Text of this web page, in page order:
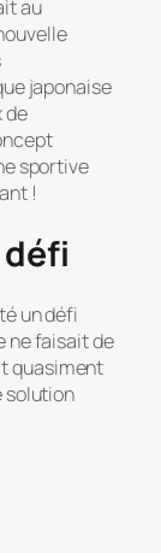
au
japonaise
de
sportive
!
un défi
ne faisait de
quasiment
solution